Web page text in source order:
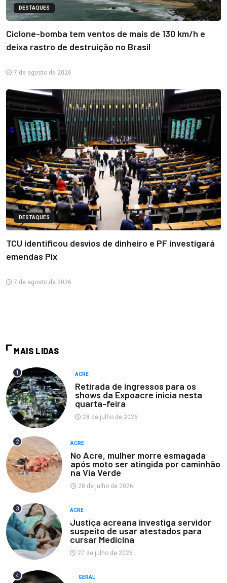
DESTAQUES
Ciclone-bomba tem ventos de mais de 130 km/h e
deixa rastro de destruição no Brasil
7 de agosto de 2026
DESTAQUES
TCU identificou desvios de dinheiro e PF investigará
emendas Pix
7 de agosto de 2026
MAIS LIDAS
1 ACRE
Retirada de ingressos para os
shows da Expoacre inicia nesta
quarta-feira
28 de julho de 2026
2 ACRE
No Acre, mulher morre esmagada
após moto ser atingida por caminhão
na Via Verde
28 de julho de 2026
3 ACRE
Justiça acreana investiga servidor
suspeito de usar atestados para
cursar Medicina
27 de julho de 2026
4 GERAL